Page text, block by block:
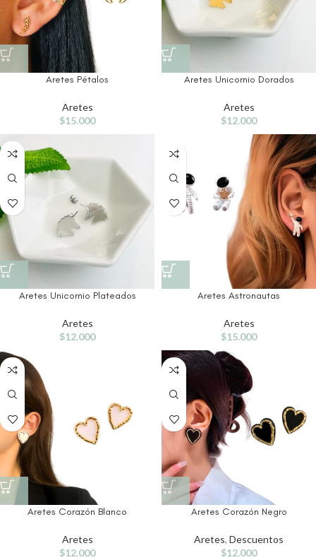
Aretes Pétalos
Aretes
$15.000
Aretes Unicornio Dorados
Aretes
$12.000
Aretes Unicornio Plateados
Aretes
$12.000
Aretes Astronautas
Aretes
$15.000
Aretes Corazón Blanco
Aretes
$12.000
Aretes Corazón Negro
Aretes, Descuentos
$12.000